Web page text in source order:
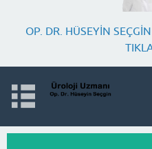
OP. DR. HÜSEYİN